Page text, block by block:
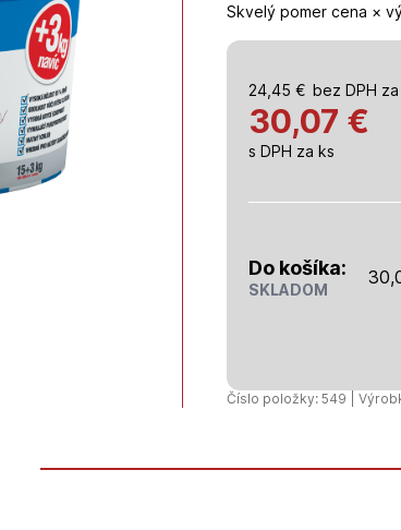
Skvelý pomer cena ×
24,45 € bez DPH
30,07 €
s DPH za ks
Do košíka:
SKLADOM
Číslo položky: 549 |